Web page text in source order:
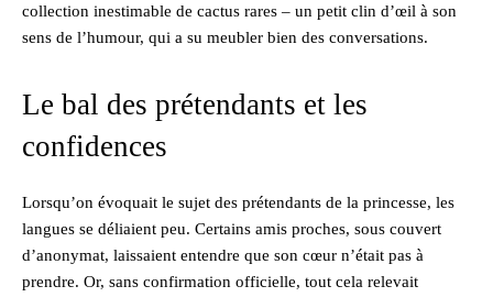
collection inestimable de cactus rares – un petit clin d’œil à son
sens de l’humour, qui a su meubler bien des conversations.
Le bal des prétendants et les
confidences
Lorsqu’on évoquait le sujet des prétendants de la princesse, les
langues se déliaient peu. Certains amis proches, sous couvert
d’anonymat, laissaient entendre que son cœur n’était pas à
prendre. Or, sans confirmation officielle, tout cela relevait